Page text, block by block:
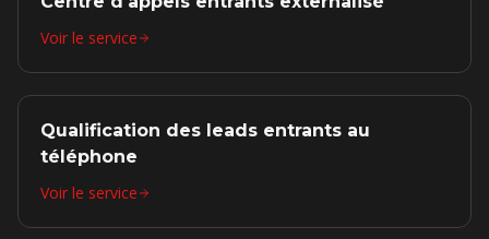
Voir le service
Qualification des leads entrants au
téléphone
Voir le service